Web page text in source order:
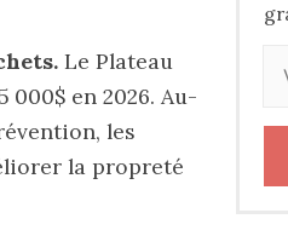
Le Plateau
en 2026. Au-
les
la propreté